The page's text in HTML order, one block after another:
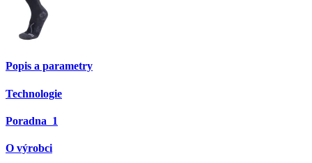
Popis a parametry
Technologie
Poradna 1
O výrobci